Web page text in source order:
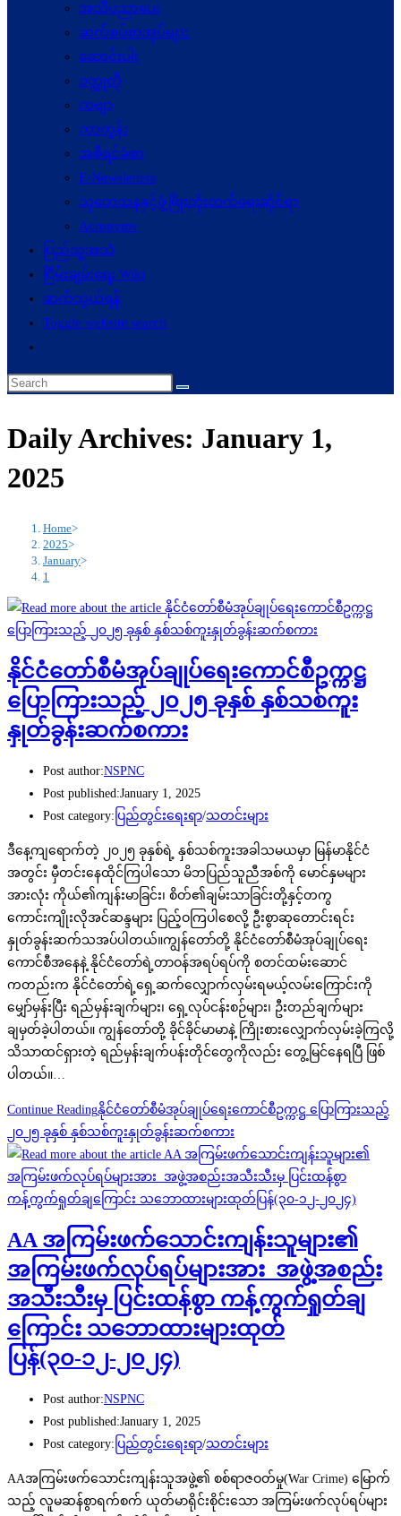
အသိပညာပေး
ဆက်စပ်စာအုပ်များ
ဆောင်းပါး
ဝတ္ထုတို
ကဗျာ
ကာတွန်း
အစီရင်ခံစာ
E-Newsletters
သုတေသနနှင့်ဖွံ့ဖြိုးတိုးတက်ရေးဆိုင်ရာ
Acronyms
ပြည်သူ့အသံ
ငြိမ်းချမ်းရေး Wiki
ဆက်သွယ်ရန်
Toggle website search
Daily Archives: January 1,
2025
Home>
2025>
January>
1
နိုင်ငံတော်စီမံအုပ်ချုပ်ရေးကောင်စီဥက္ကဋ္ဌ
ပြောကြားသည့် ၂၀၂၅ ခုနှစ် နှစ်သစ်ကူး
နှုတ်ခွန်းဆက်စကား
Post author:NSPNC
Post published:January 1, 2025
Post category: ပြည်တွင်းရေးရာ/သတင်းများ
ဒီနေ့ကျရောက်တဲ့ ၂၀၂၅ ခုနှစ်ရဲ့ နှစ်သစ်ကူးအခါသမယမှာ မြန်မာနိုင်ငံ
အတွင်း မှီတင်းနေထိုင်ကြပါသော မိဘပြည်သူညီအစ်ကို မောင်နှမများ
အားလုံး ကိုယ်၏ကျန်းမာခြင်း၊ စိတ်၏ချမ်းသာခြင်းတို့နှင့်တကွ
ကောင်းကျိုးလိုအင်ဆန္ဒများ ပြည့်ဝကြပါစေလို့ ဦးစွာဆုတောင်းရင်း
နှုတ်ခွန်းဆက်သအပ်ပါတယ်။ကျွန်တော်တို့ နိုင်ငံတော်စီမံအုပ်ချုပ်ရေး
ကောင်စီအနေနဲ့ နိုင်ငံတော်ရဲ့တာဝန်အရပ်ရပ်ကို စတင်ထမ်းဆောင်
ကတည်းက နိုင်ငံတော်ရဲ့ရှေ့ဆက်လျှောက်လှမ်းရမယ့်လမ်းကြောင်းကို
မျှော်မှန်းပြီး ရည်မှန်းချက်များ၊ ရှေ့လုပ်ငန်းစဉ်များ၊ ဦးတည်ချက်များ
ချမှတ်ခဲ့ပါတယ်။ ကျွန်တော်တို့ ခိုင်ခိုင်မာမာနဲ့ ကြိုးစားလျှောက်လှမ်းခဲ့ကြလို့
သိသာထင်ရှားတဲ့ ရည်မှန်းချက်ပန်းတိုင်တွေကိုလည်း တွေ့မြင်နေရပြီ ဖြစ်
ပါတယ်။…
Continue Readingနိုင်ငံတော်စီမံအုပ်ချုပ်ရေးကောင်စီဥက္ကဋ္ဌ ပြောကြားသည့်
၂၀၂၅ ခုနှစ် နှစ်သစ်ကူးနှုတ်ခွန်းဆက်စကား
AA အကြမ်းဖက်သောင်းကျန်းသူများ၏
အကြမ်းဖက်လုပ်ရပ်များအား အဖွဲ့အစည်း
အသီးသီးမှ ပြင်းထန်စွာ ကန့်ကွက်ရှုတ်ချ
ကြောင်း သဘောထားများထုတ်
ပြန်(၃၀-၁၂-၂၀၂၄)
Post author:NSPNC
Post published:January 1, 2025
Post category: ပြည်တွင်းရေးရာ/သတင်းများ
AAအကြမ်းဖက်သောင်းကျန်းသူအဖွဲ့၏ စစ်ရာဇဝတ်မှု(War Crime) မြောက်
သည့် လူမဆန်စွာရက်စက် ယုတ်မာရိုင်းစိုင်းသော အကြမ်းဖက်လုပ်ရပ်များ